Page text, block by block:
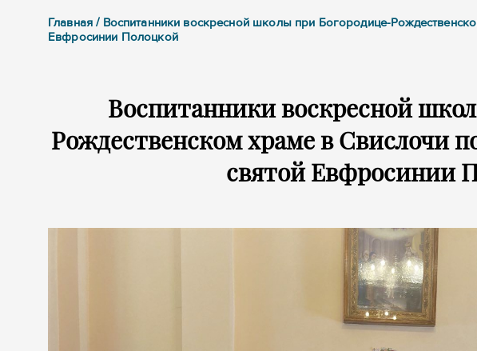
Главная / Воспитанники воскресной школы при Богородице-
Евфросинии Полоцкой
Воспитанники воскресной
Рождественском храме в Свислочи
святой Евфросинии